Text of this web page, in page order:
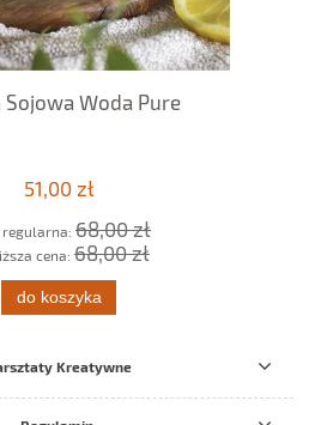
Sojowa Woda Pure
51,00 zł
regularna: 68,00 zł
cena: 68,00 zł
do koszyka
Kreatywne